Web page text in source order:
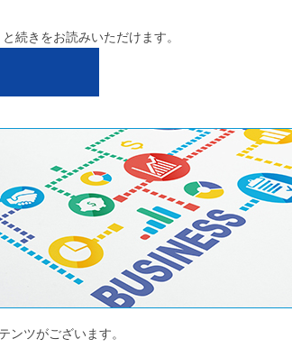
続きをお読みいただけます。
ンツがございます。